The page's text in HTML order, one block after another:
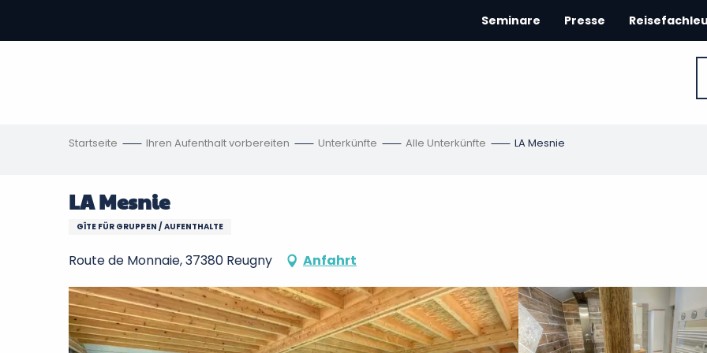
contenu
Seminare Presse
Startseite Ihren Aufenthalt vorbereiten Unterkünfte Alle Unterkünfte LA Mesnie
LA Mesnie
GÎTE FÜR GRUPPEN / AUFENTHALTE
Route de Monnaie, 37380 Reugny Anfahrt